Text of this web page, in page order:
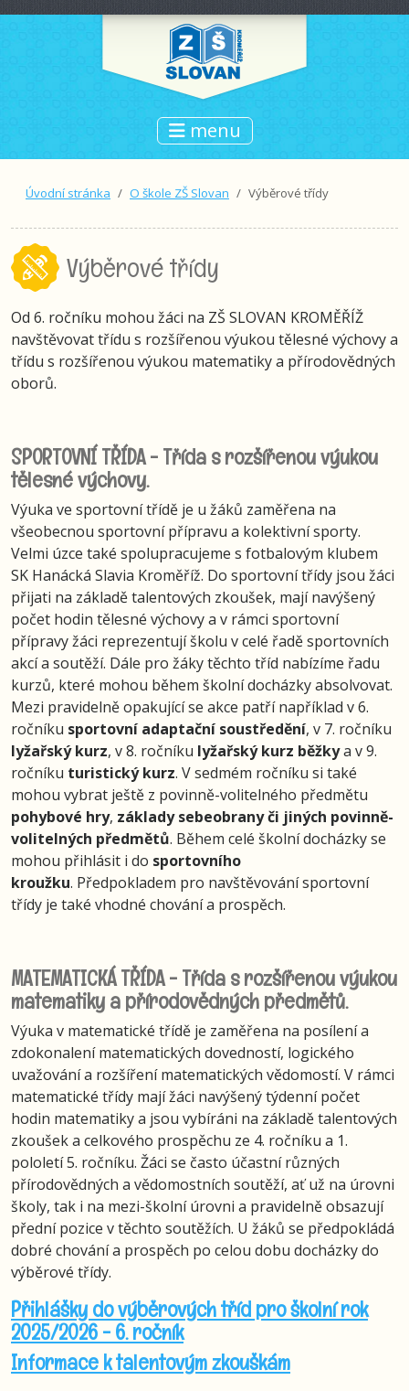
menu
Úvodní stránka O škole ZŠ Slovan Výběrové třídy
Výběrové třídy
Od 6. ročníku mohou žáci na ZŠ SLOVAN KROMĚŘÍŽ
navštěvovat třídu s rozšířenou výukou tělesné výchovy a
třídu s rozšířenou výukou matematiky a přírodovědných
oborů.
SPORTOVNÍ TŘÍDA - Třída s rozšířenou výukou
tělesné výchovy.
Výuka ve sportovní třídě je u žáků zaměřena na
všeobecnou sportovní přípravu a kolektivní sporty.
Velmi úzce také spolupracujeme s fotbalovým klubem
SK Hanácká Slavia Kroměříž. Do sportovní třídy jsou žáci
přijati na základě talentových zkoušek, mají navýšený
počet hodin tělesné výchovy a v rámci sportovní
přípravy žáci reprezentují školu v celé řadě sportovních
akcí a soutěží. Dále pro žáky těchto tříd nabízíme řadu
kurzů, které mohou během školní docházky absolvovat.
Mezi pravidelně opakující se akce patří například v 6.
ročníku sportovní adaptační soustředění, v 7. ročníku
lyžařský kurz, v 8. ročníku lyžařský kurz běžkya v 9.
ročníku turistický kurz. V sedmém ročníku si také
mohou vybrat ještě z povinně-volitelného předmětu
pohybové hry, základy sebeobrany či jiných povinně-
volitelných předmětů. Během celé školní docházky se
mohou přihlásit i do sportovního
kroužku. Předpokladem pro navštěvování sportovní
třídy je také vhodné chování a prospěch.
MATEMATICKÁ TŘÍDA - Třída s rozšířenou výukou
matematiky a přírodovědných předmětů.
Výuka v matematické třídě je zaměřena na posílení a
zdokonalení matematických dovedností, logického
uvažování a rozšíření matematických vědomostí. V rámci
matematické třídy mají žáci navýšený týdenní počet
hodin matematiky a jsou vybíráni na základě talentových
zkoušek a celkového prospěchu ze 4. ročníku a 1.
pololetí 5. ročníku. Žáci se často účastní různých
přírodovědných a vědomostních soutěží, ať už na úrovni
školy, tak i na mezi-školní úrovni a pravidelně obsazují
přední pozice v těchto soutěžích. U žáků se předpokládá
dobré chování a prospěch po celou dobu docházky do
výběrové třídy.
Přihlášky do výběrových tříd pro školní rok
2025/2026 - 6. ročník
Informace k talentovým zkouškám